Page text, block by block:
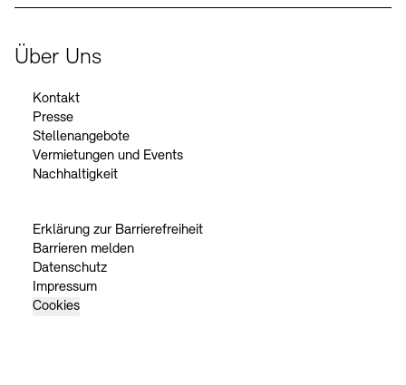
Über Uns
Kontakt
Presse
Stellenangebote
Vermietungen und Events
Nachhaltigkeit
Erklärung zur Barrierefreiheit
Barrieren melden
Datenschutz
Impressum
Cookies